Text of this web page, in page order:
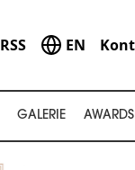
RSS EN
GALERIE AWARDS